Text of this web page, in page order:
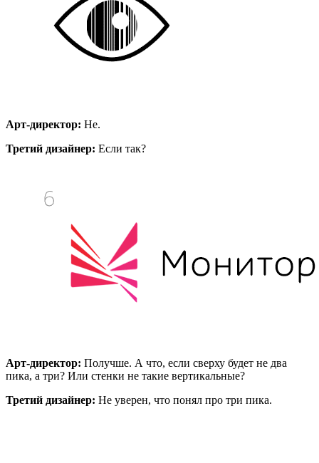
Арт-директор: Не.
Третий дизайнер: Если так?
Арт-директор: Получше. А что, если сверху будет не два
пика, а три? Или стенки не такие вертикальные?
Третий дизайнер: Не уверен, что понял про три пика.